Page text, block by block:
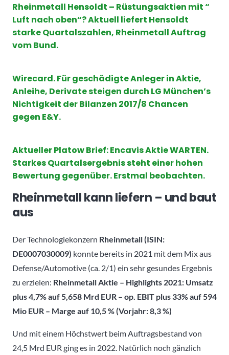
Rheinmetall Hensoldt – Rüstungsaktien mit “
Luft nach oben“? Aktuell liefert Hensoldt
starke Quartalszahlen, Rheinmetall Auftrag
vom Bund.
Wirecard. Für geschädigte Anleger in Aktie,
Anleihe, Derivate steigen durch LG München’s
Nichtigkeit der Bilanzen 2017/8 Chancen
gegen E&Y.
Aktueller Platow Brief: Encavis Aktie WARTEN.
Starkes Quartalsergebnis steht einer hohen
Bewertung gegenüber. Erstmal beobachten.
Rheinmetall kann liefern – und baut
aus
Der Technologiekonzern Rheinmetall(ISIN:
DE0007030009) konnte bereits in 2021 mit dem Mix aus
Defense/Automotive (ca. 2/1) ein sehr gesundes Ergebnis
zu erzielen: Rheinmetall Aktie – Highlights 2021: Umsatz
plus 4,7% auf 5,658 Mrd EUR – op. EBIT plus 33% auf 594
Mio EUR – Marge auf 10,5 % (Vorjahr: 8,3 %)
Und mit einem Höchstwert beim Auftragsbestand von
24,5 Mrd EUR ging es in 2022. Natürlich noch gänzlich